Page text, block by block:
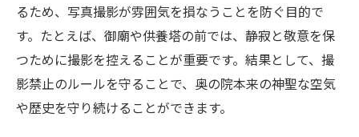
るため、写真撮影が雰囲気を損なうことを防ぐ目的で
す。たとえば、御廟や供養塔の前では、静寂と敬意を保
つために撮影を控えることが重要です。結果として、撮
影禁止のルールを守ることで、奥の院本来の神聖な空気
や歴史を守り続けることができます。